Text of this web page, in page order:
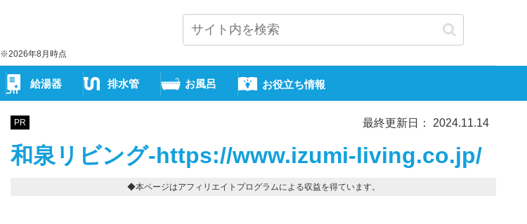
※2026年8月時点
給湯器 排水管 お風呂 お役立ち情報
PR 最終更新日： 2024.11.14
和泉リビング-https://www.izumi-living.co.jp/
◆本ページはアフィリエイトプログラムによる収益を得ています。